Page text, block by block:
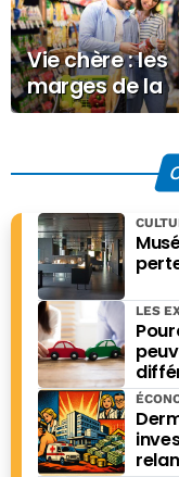
Vie chère : les
marges de la
grande
débat au
LES